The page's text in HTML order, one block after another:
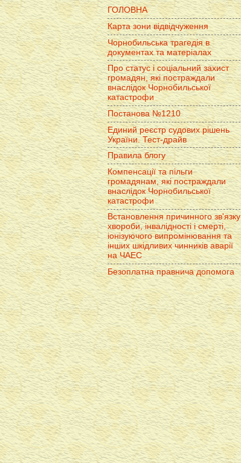
ГОЛОВНА
Карта зони відвідчуження
Чорнобильська трагедія в
документах та матеріалах
Про статус і соціальний захист
громадян, які постраждали
внаслідок Чорнобильської
катастрофи
Постанова №1210
Единий реєстр судових рішень
України. Тест-драйв
Правила блогу
Компенсації та пільги
громадянам, які постраждали
внаслідок Чорнобильської
катастрофи
Встановлення причинного зв'язку
хвороби, інвалідності і смерті,
іонізуючого випромінювання та
інших шкідливих чинників аварії
на ЧАЕС
Безоплатна правнича допомога